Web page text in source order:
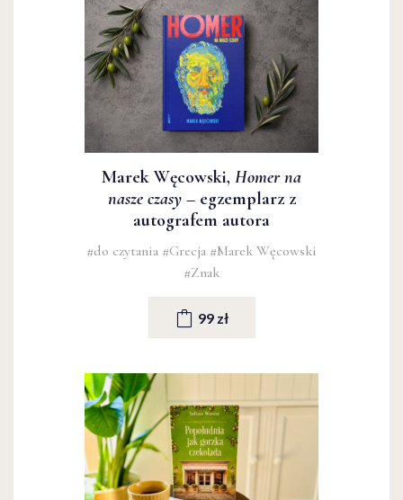
Marek Węcowski, Homer na
nasze czasy– egzemplarz z
autografem autora
#do czytania #Grecja #Marek Węcowski
#Znak
99 zł